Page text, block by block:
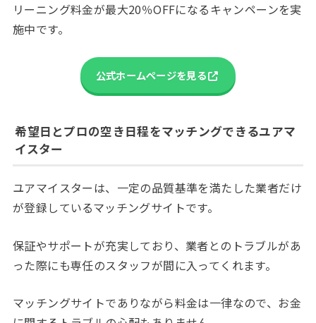
リーニング料金が最大20％OFFになるキャンペーンを実
施中です。
公式ホームページを見る
希望日とプロの空き日程をマッチングできるユアマ
イスター
ユアマイスターは、一定の品質基準を満たした業者だけ
が登録しているマッチングサイトです。
保証やサポートが充実しており、業者とのトラブルがあ
った際にも専任のスタッフが間に入ってくれます。
マッチングサイトでありながら料金は一律なので、お金